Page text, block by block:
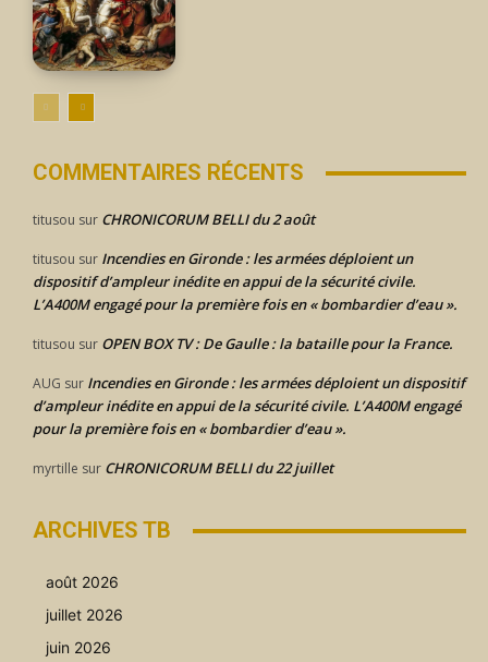
COMMENTAIRES RÉCENTS
titusou sur CHRONICORUM BELLI du 2 août
titusou sur Incendies en Gironde : les armées déploient un
dispositif d’ampleur inédite en appui de la sécurité civile.
L’A400M engagé pour la première fois en « bombardier d’eau ».
titusou sur OPEN BOX TV : De Gaulle : la bataille pour la France.
AUG sur Incendies en Gironde : les armées déploient un dispositif
d’ampleur inédite en appui de la sécurité civile. L’A400M engagé
pour la première fois en « bombardier d’eau ».
myrtille sur CHRONICORUM BELLI du 22 juillet
ARCHIVES TB
août 2026
juillet 2026
juin 2026